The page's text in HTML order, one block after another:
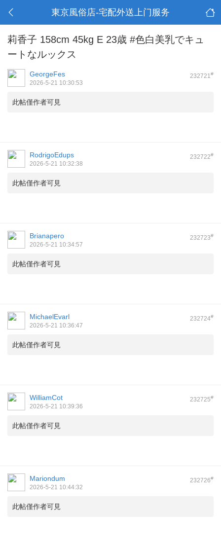
東京風俗店-宅配外送上门服务
莉香子 158cm 45kg E 23歳 #色白美乳でキュ
ートなルックス
232721#
GeorgeFes
2026-5-21 10:30:53
此帖僅作者可見
232722#
RodrigoEdups
2026-5-21 10:32:38
此帖僅作者可見
232723#
Brianapero
2026-5-21 10:34:57
此帖僅作者可見
232724#
MichaelEvarl
2026-5-21 10:36:47
此帖僅作者可見
232725#
WilliamCot
2026-5-21 10:39:36
此帖僅作者可見
232726#
Mariondum
2026-5-21 10:44:32
此帖僅作者可見